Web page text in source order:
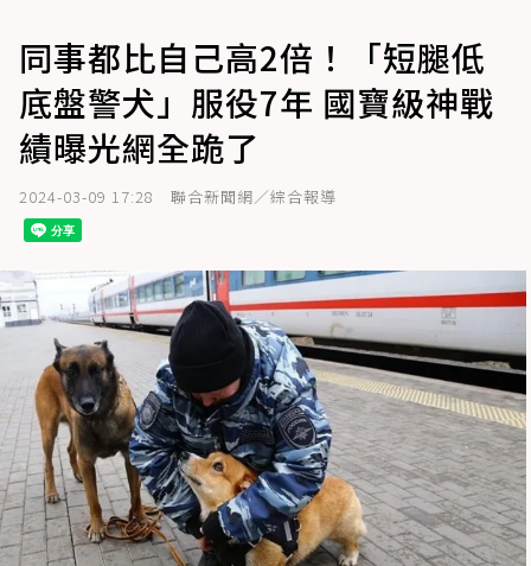
同事都比自己高2倍！「短腿低
底盤警犬」服役7年 國寶級神戰
績曝光網全跪了
2024-03-09 17:28 聯合新聞網／綜合報導